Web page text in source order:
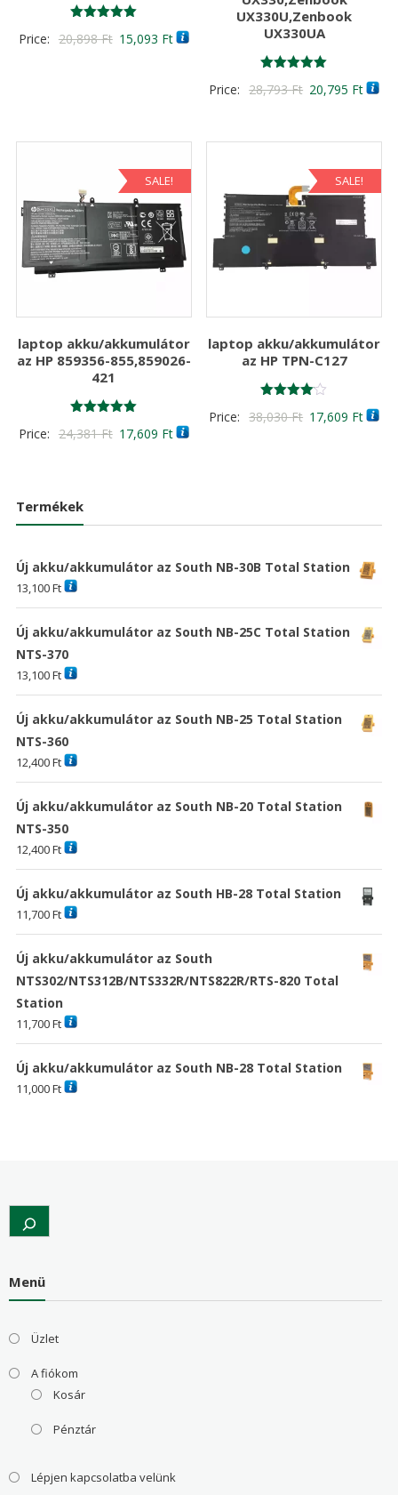
5.00
Price: 20,898Ft Original
15,093 FtCurrent
UX330U,Zenbook
UX330UA
5.00
Price: 28,793Ft Original
20,795 Ft
SALE!
laptop akku/akkumulátor
az HP 859356-855,859026-
421
5.00
Price: 24,381Ft Original
17,609 FtCurrent
SALE!
laptop akku/akkumulátor
az HP TPN-C127
4.00
Price: 38,030Ft Original
17,609 Ft
Termékek
Új akku/akkumulátor az South NB-30B Total Station
13,100Ft
Új akku/akkumulátor az South NB-25C Total Station
NTS-370
13,100Ft
Új akku/akkumulátor az South NB-25 Total Station
NTS-360
12,400Ft
Új akku/akkumulátor az South NB-20 Total Station
NTS-350
12,400Ft
Új akku/akkumulátor az South HB-28 Total Station
11,700Ft
Új akku/akkumulátor az South
NTS302/NTS312B/NTS332R/NTS822R/RTS-820 Total
Station
11,700Ft
Új akku/akkumulátor az South NB-28 Total Station
11,000Ft
Search
Menü
Üzlet
A fiókom
Kosár
Pénztár
Lépjen kapcsolatba velünk